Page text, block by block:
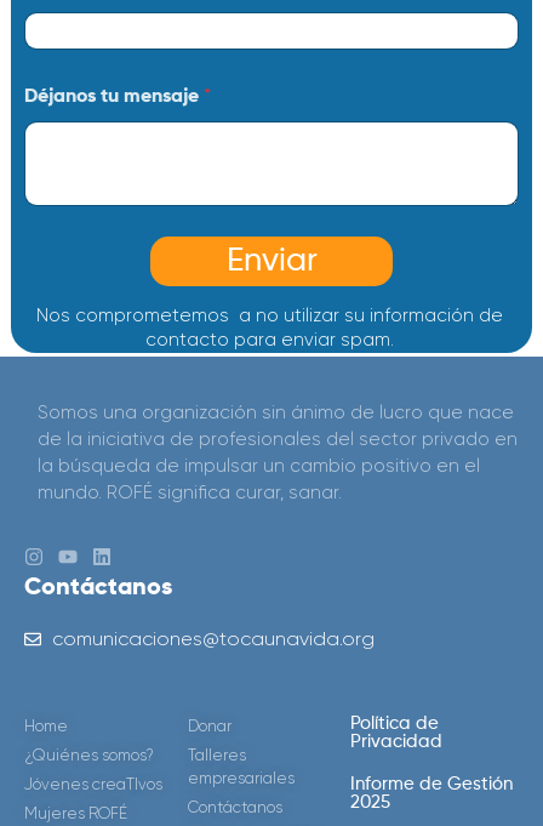
Déjanos tu mensaje *
Enviar
Nos comprometemos a no utilizar su información de
contacto para enviar spam.
Somos una organización sin ánimo de lucro que nace
de la iniciativa de profesionales del sector privado en
la búsqueda de impulsar un cambio positivo en el
mundo. ROFÉ significa curar, sanar.
Contáctanos
comunicaciones@tocaunavida.org
Home
¿Quiénes somos?
Jóvenes creaTIvos
Mujeres ROFÉ
Donar
Talleres
empresariales
Contáctanos
Política de
Privacidad
Informe de Gestión
2025